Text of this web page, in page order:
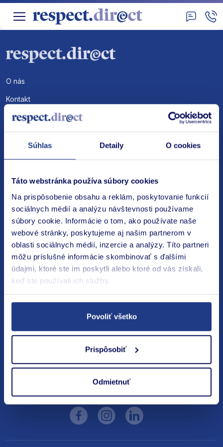
Súhlas Detaily O cookies
Táto webstránka používa súbory cookies
Na prispôsobenie obsahu a reklám, poskytovanie funkcií
sociálnych médií a analýzu návštevnosti používame
súbory cookie. Informácie o tom, ako používate naše
webové stránky, poskytujeme aj našim partnerom v
oblasti sociálnych médií, inzercie a analýzy. Títo partneri
môžu príslušné informácie skombinovať s ďalšími
údajmi, ktoré ste im poskytli alebo ktoré od vás získali,
keď ste používali ich služby.
Povoliť všetko
Prispôsobiť
Odmietnuť
O nás
Kontakt
Hlásenie poistných udalosti
Obchodné podmienky
Reklamácie
Nastavenie Cookies
Kontaktujte nás
+421 950 105 037
info@respect-direct.sk
Respect direct s. r. o.
Valová 38